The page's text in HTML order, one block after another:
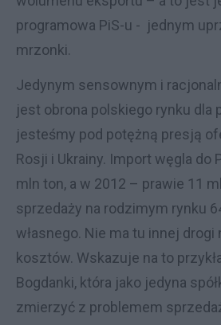
programowa PiS-u - jednym
mrzonki.
Jedynym sensownym i
jest obrona polskiego rynku dla
jesteśmy pod potężną presją
Rosji i Ukrainy. Import węgla do
mln ton, a w 2012 – prawie 11
sprzedaży na rodzimym rynku
własnego. Nie ma tu innej drogi
kosztów. Wskazuje na to
Bogdanki, która jako jedyna
zmierzyć z problemem